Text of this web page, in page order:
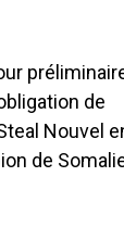
de
Nouvel
de